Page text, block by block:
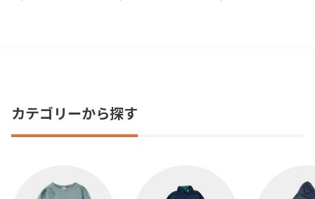
カテゴリーから探す